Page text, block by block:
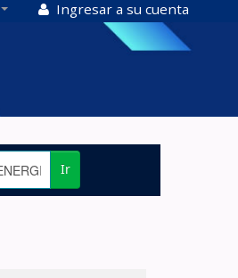
Ingresar a su cuenta
Ir